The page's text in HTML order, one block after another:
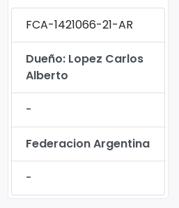
FCA-1421066-21-AR
Dueño: Lopez Carlos
Alberto
-
Federacion Argentina
-